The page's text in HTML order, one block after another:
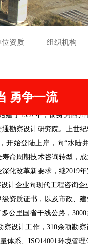
位资质 组织机构
勇争一流
建于1957年，前身为四川
勘察设计研究院。上世
开始登陆上岸，向“水陆
命周期技术咨询转型，
化改革新要求，继2019年
计企业向现代工程咨询企
资质证书，以及市政、
公里国省干线公路，3000
设计工作，310余项勘察
体系、ISO14001环境管理